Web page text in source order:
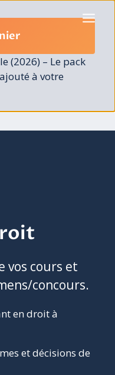
(2026) – Le pack
à votre
vos cours et
concours.
en droit à
et décisions de